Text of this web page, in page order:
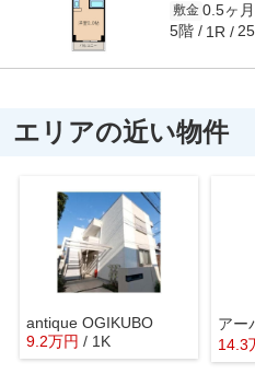
敷金 0.5ヶ月
5階 1R
エリアの近い物件
antique OGIKUBO
9.2万円 / 1K
アー
14.3